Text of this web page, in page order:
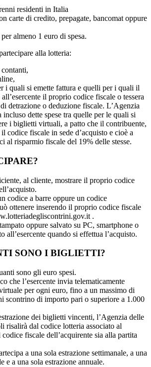
residenti in Italia
carte di credito, prepagate, bancomat oppure
almeno 1 euro di spesa.
alla lotteria:
i quali si emette fattura e quelli per i quali il
il proprio codice fiscale o tessera
detrazione o deduzione fiscale. L’Agenzia
incluso dette spese tra quelle per le quali si
i biglietti virtuali, a patto che il contribuente,
codice fiscale in sede d’acquisto e cioè a
al risparmio fiscale del 19% delle stesse.
al cliente, mostrare il proprio codice
codice a barre oppure un codice
ottenere inserendo il proprio codice fiscale
.
oppure salvato su PC, smartphone o
all’esercente quando si effettua l’acquisto.
SONO I BIGLIETTI?
sono gli euro spesi.
che l’esercente invia telematicamente
per ogni euro, fino a un massimo di
scontrino di importo pari o superiore a 1.000
dei biglietti vincenti, l’Agenzia delle
risalirà dal codice lotteria associato al
fiscale dell’acquirente sia alla partita
a una sola estrazione settimanale, a una
e a una sola estrazione annuale.